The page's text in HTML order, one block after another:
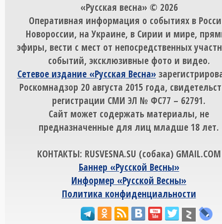
«Русская весна» © 2026
Оперативная информация о событиях в
Новороссии, на Украине, в Сирии и мире,
эфиры, вести с мест от непосредственных
событий, эксклюзивные фото и видео.
Сетевое издание «Русская Весна»
Роскомнадзор 20 августа 2015 года,
регистрации СМИ ЭЛ № ФС77 – 62791.
Сайт может содержать материалы, не
предназначенные для лиц младше 18 лет.
КОНТАКТЫ: RUSVESNA.SU (собака) GMAIL.COM
Баннер «Русской Весны»
Информер «Русской Весны»
Политика конфиденциальности